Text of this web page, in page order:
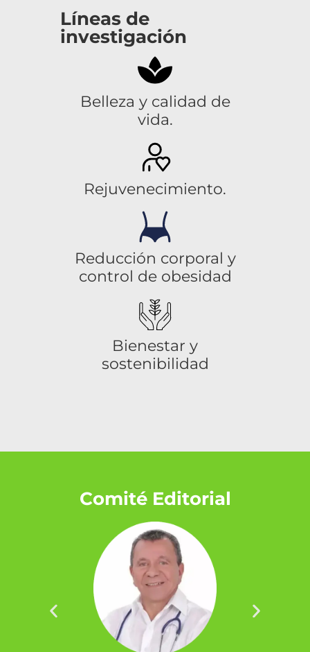
Líneas de
investigación
Belleza y calidad de
vida.
Rejuvenecimiento.
Reducción corporal y
control de obesidad
Bienestar y
sostenibilidad
Comité Editorial